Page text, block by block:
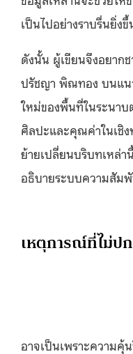
เป็นไปอย่างราบรื่นยิ่งขึ้
ดังนั้น ผู้เขียนจึงอยาก
ปรัชญา พิณทอง บนแน
ใหม่ของพื้นที่ในระนาบ
ศิลปะและคุณค่าในเชิ
ย้ายเปลี่ยนบริบทเหล่า
อธิบายระบบความสัม
เหตุการณ์ที่ไม่ป
อาจเป็นเพราะความคุ้